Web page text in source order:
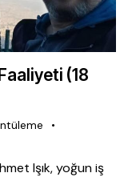
(18
Işık, yoğun iş